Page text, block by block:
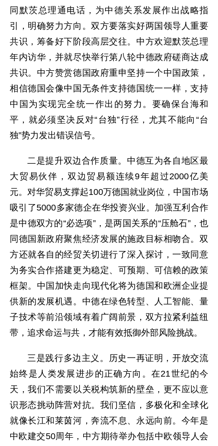
同默茨总理通电话，为中德关系发展作出战略指
引，明确努力方向。双方要落实好两国领导人重要
共识，筹备好下阶段高层交往。中方欢迎默茨总理
年内访华，并就尽快举行第八轮中德政府磋商达成
共识。中方赞赏德国政府重申坚持一个中国政策，
相信德国会像中国无条件支持德国统一一样，支持
中国为实现完全统一作出的努力。要确保台海和
平，就必须坚决反对“台独”行径，尤其不能向“台
独”势力发出错误信号。
二是提升双边合作质量。中德互为各自地区最
大贸易伙伴，双边贸易额连续9年超过2000亿美
元。对华贸易支撑起100万德国就业岗位，中国市场
吸引了5000多家德企在华投资兴业。加强互利合作
是中德双方的“必选项”，是两国关系的“压舱石”，也
同德国新政府聚焦经济发展的施政目标相吻合。双
方还就各自的经贸关切进行了深入探讨，一致同意
为务实合作搭建更为稳定、可预期、可信赖的政策
框架。中国加快走向现代化将为德国和欧洲企业提
供新的发展机遇。中德在绿色转型、人工智能、量
子技术等前沿领域有着广阔前景，双方拉紧利益纽
带，追求命运与共，才能有效抵御外部风险挑战。
三是践行多边主义。历史一再证明，开放交流
始终是人类发展进步的正确方向。在21世纪的今
天，我们不需要以关税构筑新的壁垒，更不应以意
识形态挑动阵营对抗。我们坚信，多极化和全球化
就像长江和莱茵河，奔流不息、永远向前。今年是
中欧建交50周年，中方期待举办包括中欧领导人会